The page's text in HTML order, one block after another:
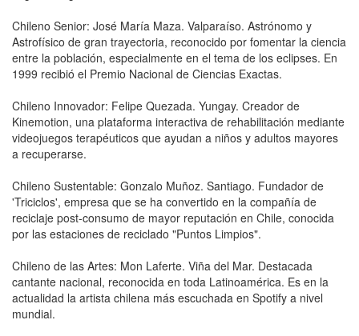
Chileno Senior: José María Maza. Valparaíso. Astrónomo y
Astrofísico de gran trayectoria, reconocido por fomentar la ciencia
entre la población, especialmente en el tema de los eclipses. En
1999 recibió el Premio Nacional de Ciencias Exactas.
Chileno Innovador: Felipe Quezada. Yungay. Creador de
Kinemotion, una plataforma interactiva de rehabilitación mediante
videojuegos terapéuticos que ayudan a niños y adultos mayores
a recuperarse.
Chileno Sustentable: Gonzalo Muñoz. Santiago. Fundador de
'Triciclos', empresa que se ha convertido en la compañía de
reciclaje post-consumo de mayor reputación en Chile, conocida
por las estaciones de reciclado "Puntos Limpios".
Chileno de las Artes: Mon Laferte. Viña del Mar. Destacada
cantante nacional, reconocida en toda Latinoamérica. Es en la
actualidad la artista chilena más escuchada en Spotify a nivel
mundial.